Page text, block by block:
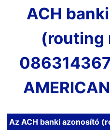
ACH
(routing
Az ACH banki azonosító